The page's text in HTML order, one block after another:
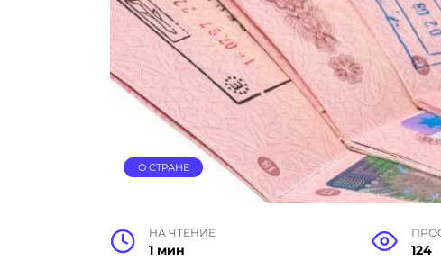
О СТРАНЕ
НА ЧТЕНИЕ
1 мин 124